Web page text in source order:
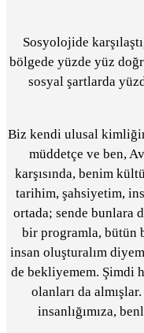
Sosyolojide
bölgede yüzde yüz
sosyal şartlarda
Biz kendi ulusal
müddetçe ve ben,
karşısında, benim
tarihim, şahsiyetim,
ortada; sende bunlara
bir programla, bütün
insan oluşturalım
de bekliyemem. Şimdi
olanları da
insanlığımıza,